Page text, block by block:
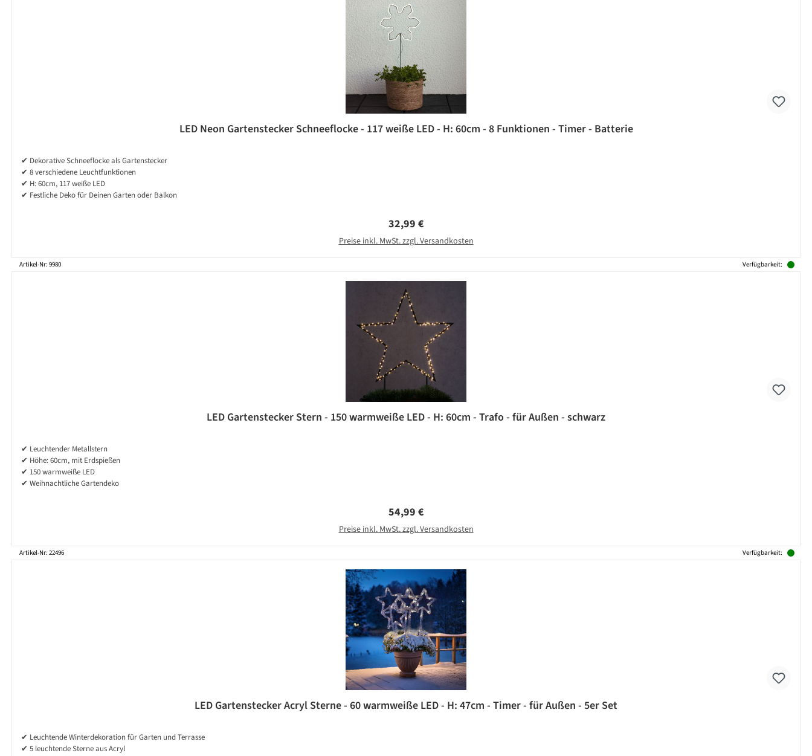
LED Neon Gartenstecker Schneeflocke - 117 weiße LED - H: 60cm - 8 Funktionen - Timer - Batterie
✔ Dekorative Schneeflocke als Gartenstecker
✔ 8 verschiedene Leuchtfunktionen
✔ H: 60cm, 117 weiße LED
✔ Festliche Deko für Deinen Garten oder Balkon
Regulärer Preis:
32,99 €
Preise inkl. MwSt. zzgl. Versandkosten
Artikel-Nr: 9980 Verfügbarkeit:
LED Gartenstecker Stern - 150 warmweiße LED - H: 60cm - Trafo - für Außen - schwarz
✔ Leuchtender Metallstern
✔ Höhe: 60cm, mit Erdspießen
✔ 150 warmweiße LED
✔ Weihnachtliche Gartendeko
Regulärer Preis:
54,99 €
Preise inkl. MwSt. zzgl. Versandkosten
Artikel-Nr: 22496 Verfügbarkeit:
LED Gartenstecker Acryl Sterne - 60 warmweiße LED - H: 47cm - Timer - für Außen - 5er Set
✔ Leuchtende Winterdekoration für Garten und Terrasse
✔ 5 leuchtende Sterne aus Acryl